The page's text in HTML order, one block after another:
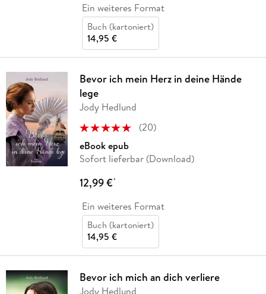
Ein weiteres Format
Buch (kartoniert)
14,95 €
Bevor ich mein Herz in deine Hände
lege
Jody Hedlund
(20)
eBook epub
Sofort lieferbar (Download)
12,99 €*
Ein weiteres Format
Buch (kartoniert)
14,95 €
Bevor ich mich an dich verliere
Jody Hedlund